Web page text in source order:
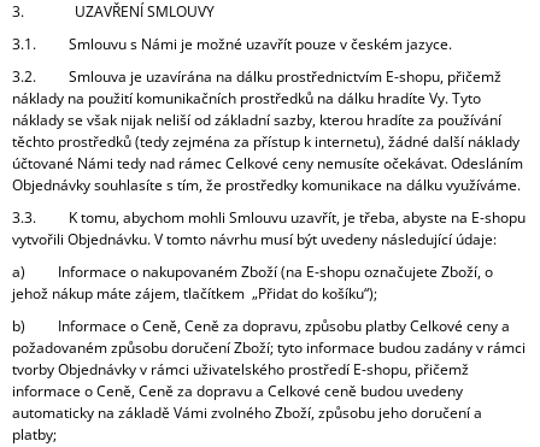
3. UZAVŘENÍ SMLOUVY
3.1. Smlouvu s Námi je možné uzavřít pouze v českém jazyce.
3.2. Smlouva je uzavírána na dálku prostřednictvím E-shopu, přičemž
náklady na použití komunikačních prostředků na dálku hradíte Vy. Tyto
náklady se však nijak neliší od základní sazby, kterou hradíte za používání
těchto prostředků (tedy zejména za přístup k internetu), žádné další náklady
účtované Námi tedy nad rámec Celkové ceny nemusíte očekávat. Odesláním
Objednávky souhlasíte s tím, že prostředky komunikace na dálku využíváme.
3.3. K tomu, abychom mohli Smlouvu uzavřít, je třeba, abyste na E-shopu
vytvořili Objednávku. V tomto návrhu musí být uvedeny následující údaje:
a) Informace o nakupovaném Zboží (na E-shopu označujete Zboží, o
jehož nákup máte zájem, tlačítkem „Přidat do košíku“);
b) Informace o Ceně, Ceně za dopravu, způsobu platby Celkové ceny a
požadovaném způsobu doručení Zboží; tyto informace budou zadány v rámci
tvorby Objednávky v rámci uživatelského prostředí E-shopu, přičemž
informace o Ceně, Ceně za dopravu a Celkové ceně budou uvedeny
automaticky na základě Vámi zvolného Zboží, způsobu jeho doručení a
platby;